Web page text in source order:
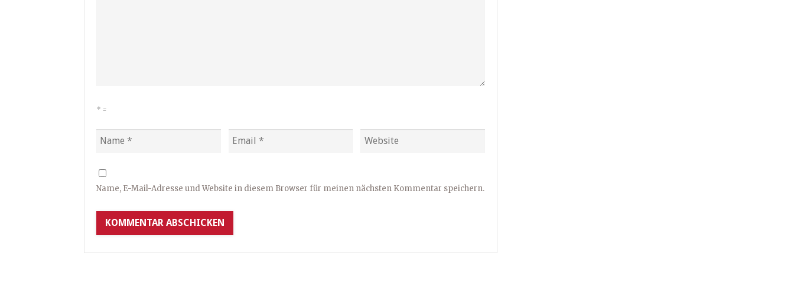
* =
Name, E-Mail-Adresse und Website in diesem Browser für meinen nächsten Kommentar speichern.